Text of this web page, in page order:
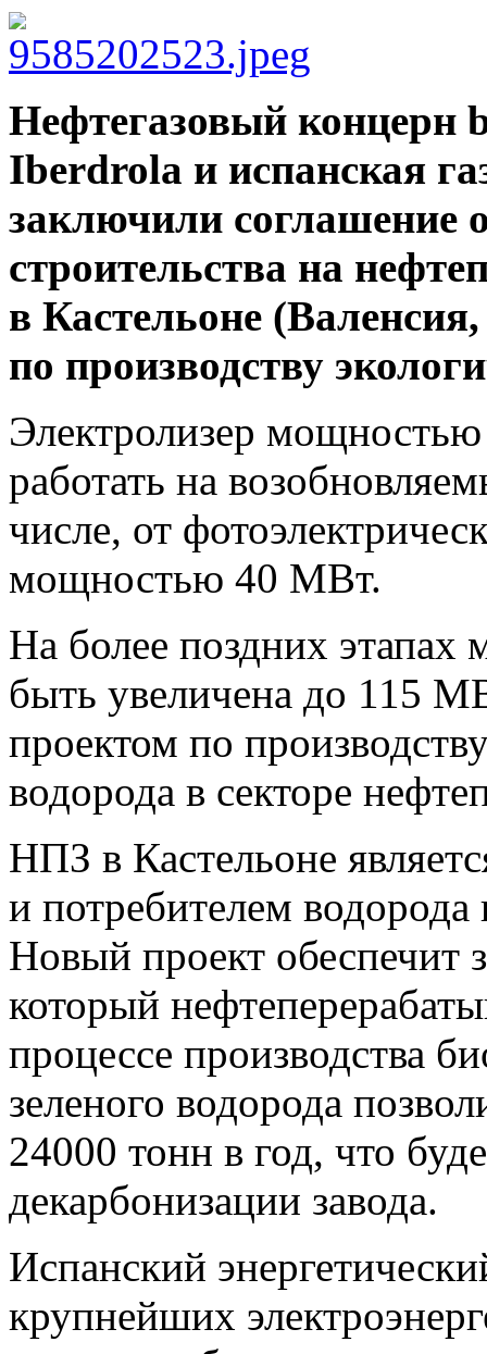
Нефтегазовый концерн
Iberdrola и испанская
заключили соглашение
строительства на
в Кастельоне
по производству
Электролизер
работать на
числе, от
мощностью 40 МВт.
На более поздних этапах
быть увеличена до 115
проектом по
водорода в секторе
НПЗ в Кастельоне
и потребителем
Новый проект обеспечит
который
процессе производства
зеленого водорода
24000 тонн в год, что
декарбонизации завода.
Испанский
крупнейших